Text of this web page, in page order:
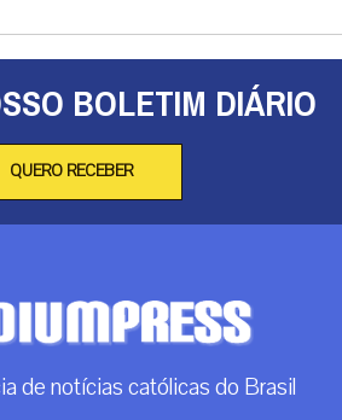
BOLETIM DIÁRIO
QUERO RECEBER
de notícias católicas do Brasil